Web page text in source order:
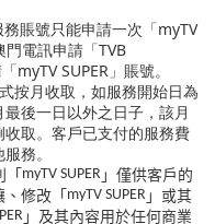
務賬號只能申請一次「myTV
門電訊申請「TVB
myTV SUPER 」賬號。
按月收取，如服務開始日為
後一日以外之日子，該月
取。客戶已支付的服務費
務。
「myTV SUPER 」僅供客戶的
、修改「myTV SUPER 」或其
」及其內容用於任何商業